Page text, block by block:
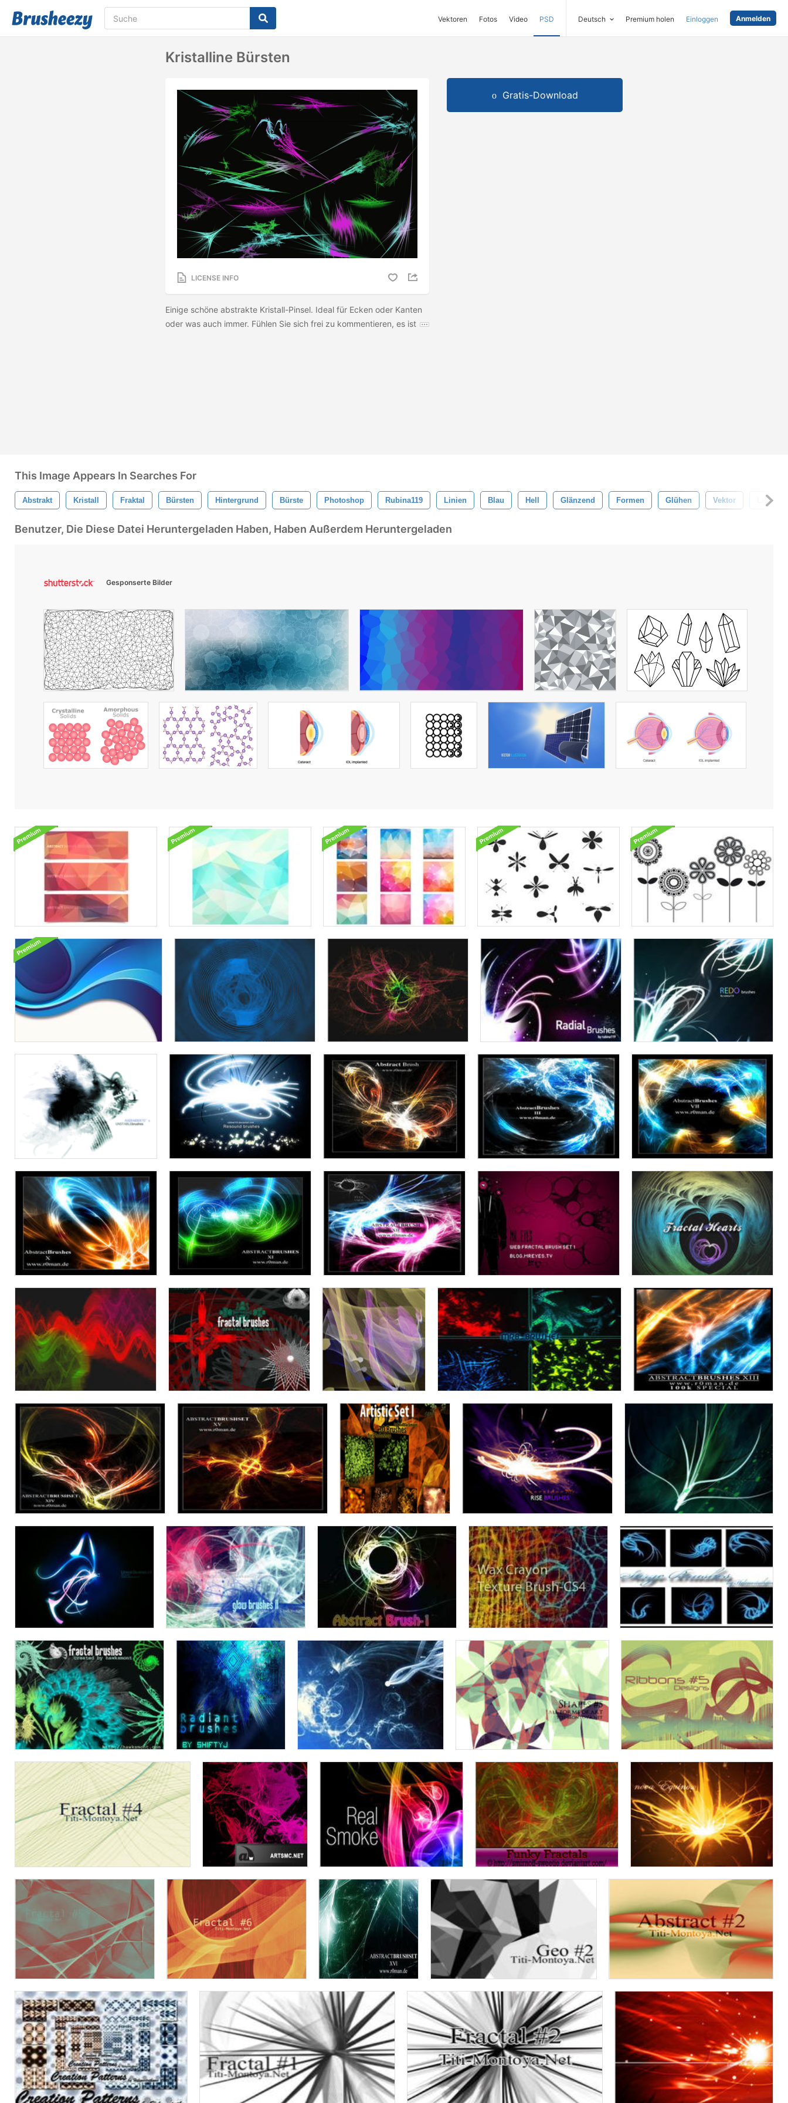
Vektoren Fotos Video PSD Deutsch Premium holen Einloggen Anmelden
Kristalline Bürsten
LICENSE INFO
Einige schöne abstrakte Kristall-Pinsel. Ideal für Ecken oder Kanten
oder was auch immer. Fühlen Sie sich frei zu kommentieren, es ist
Gratis-Download
This Image Appears In Searches For
Abstrakt Kristall Fraktal Bürsten Hintergrund Bürste Photoshop Rubina119 Linien Blau Hell Glänzend Formen Glühen Vektor Licht
Benutzer, Die Diese Datei Heruntergeladen Haben, Haben Außerdem Heruntergeladen
Gesponserte Bilder